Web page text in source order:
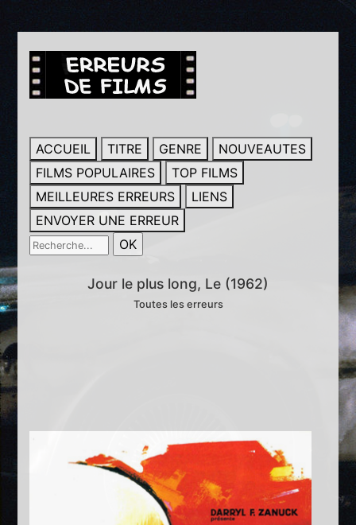
ACCUEIL TITRE GENRE
NOUVEAUTES
FILMS POPULAIRES
TOP FILMS
MEILLEURES ERREURS
LIENS
ENVOYER UNE ERREUR
Jour le plus long, Le (1962)
Toutes les erreurs